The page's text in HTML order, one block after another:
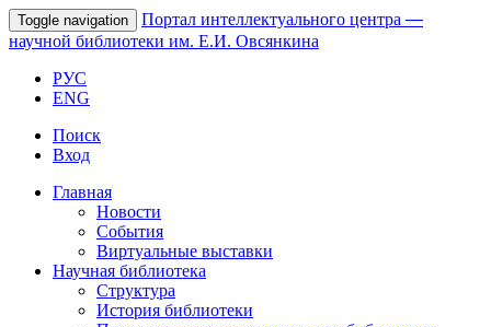
Toggle navigation Портал интеллектуального центра —
научной библиотеки им. Е.И. Овсянкина
РУС
ENG
Поиск
Вход
Главная
Новости
События
Виртуальные выставки
Научная библиотека
Структура
История библиотеки